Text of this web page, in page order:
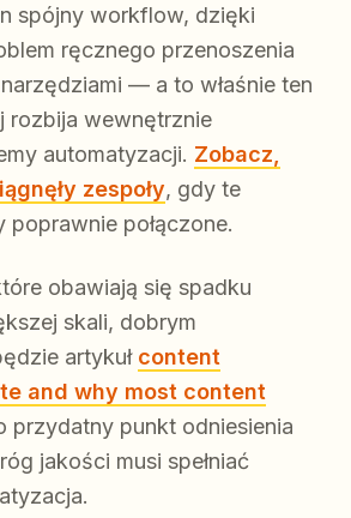
spójny workflow, dzięki
ręcznego przenoszenia
— a to właśnie ten
rozbija wewnętrznie
automatyzacji. Zobacz,
zespoły, gdy te
poprawnie połączone.
obawiają się spadku
skali, dobrym
artykuł content
and why most content
przydatny punkt odniesienia
jakości musi spełniać